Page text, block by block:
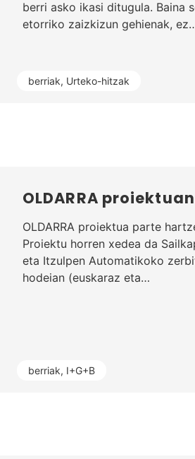
berriak, Urteko-hitzak
berri asko ikasi ditugula. Baina
etorriko zaizkizun gehienak,
berriak, I+G+B
OLDARRA
OLDARRA proiektua parte
Proiektu horren xedea da
eta Itzulpen Automatikoko
hodeian (euskaraz eta…